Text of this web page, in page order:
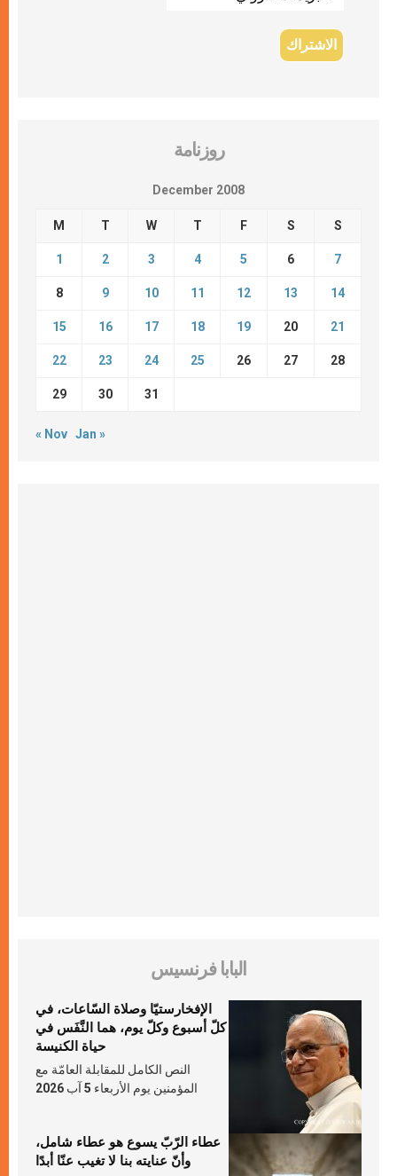
روزنامة
December 2008
M T W T F S S
1 2 3 4 5 6 7
8 9 10 11 12 13 14
15 16 17 18 19 20 21
22 23 24 25 26 27 28
29 30 31
« Nov Jan »
البابا فرنسيس
الإفخارستيّا وصلاة السّاعات، في
كلّ أسبوع وكلّ يوم، هما النَّفَس في
حياة الكنيسة
النص الكامل للمقابلة العامّة مع
المؤمنين يوم الأربعاء 5 آب 2026
عطاء الرّبّ يسوع هو عطاء شامل،
وأنّ عنايته بنا لا تغيب عنّا أبدًا